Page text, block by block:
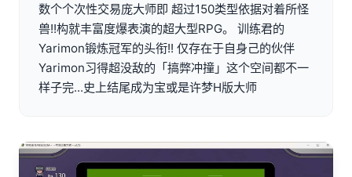
数个个次性交易庞大师即 超过150类型依据对着所怪
兽!!构就丰富度爆表演的超大型RPG。 训练君的
Yarimon锻炼冠军的头衔!! 仅存在于自身己的伙伴
Yarimon习得超没敌的「搞弊冲撞」这个空间都不一
样子完...史上结尾成为宝或是许梦H版大师